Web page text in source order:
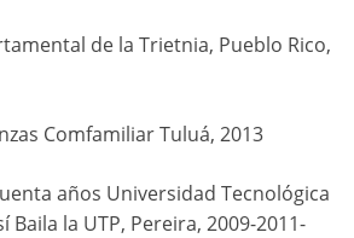
de la Trietnia, Pueblo Rico,
Comfamiliar Tuluá, 2013
años Universidad Tecnológica
Baila la UTP, Pereira, 2009-2011-